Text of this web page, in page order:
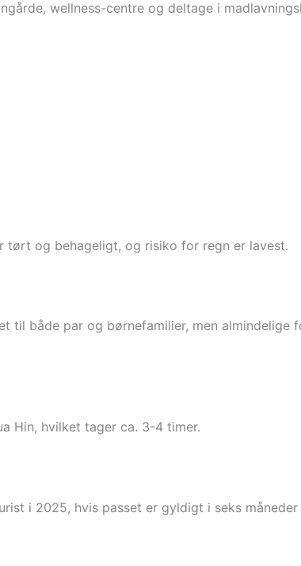
wellness-centre og deltage i
og behageligt, og risiko for regn er lavest.
både par og børnefamilier, men almindelige
Hin, hvilket tager ca. 3-4 timer.
i 2025, hvis passet er gyldigt i seks